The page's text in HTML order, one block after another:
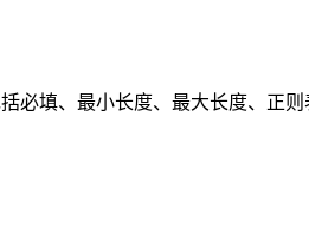
填、最小长度、最大长度、正则